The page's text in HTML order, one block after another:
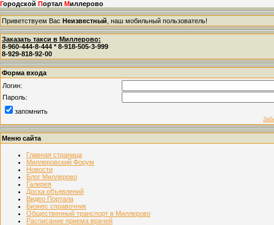
Городской Портал Миллерово
Приветствуем Вас Неизвестный , наш мобильный пользователь!
Заказать такси в Миллерово:
8-960-444-8-444 * 8-918-505-3-999
8-929-818-92-00
Форма входа
Логин:
Пароль:
запомнить
Меню сайта
Главная страница
Миллеровский Форум
Новости
Блог Миллерово
Галерея
Доска объявлений
Видео Портала
Бизнес справочник
Общественный транспорт в Миллерово
Расписание приема врачей